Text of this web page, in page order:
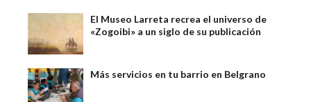
El Museo Larreta recrea el universo de
«Zogoibi» a un siglo de su publicación
Más servicios en tu barrio en Belgrano